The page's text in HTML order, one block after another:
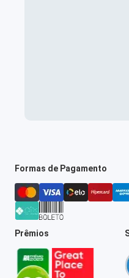
Formas de Pagamento
Prêmios